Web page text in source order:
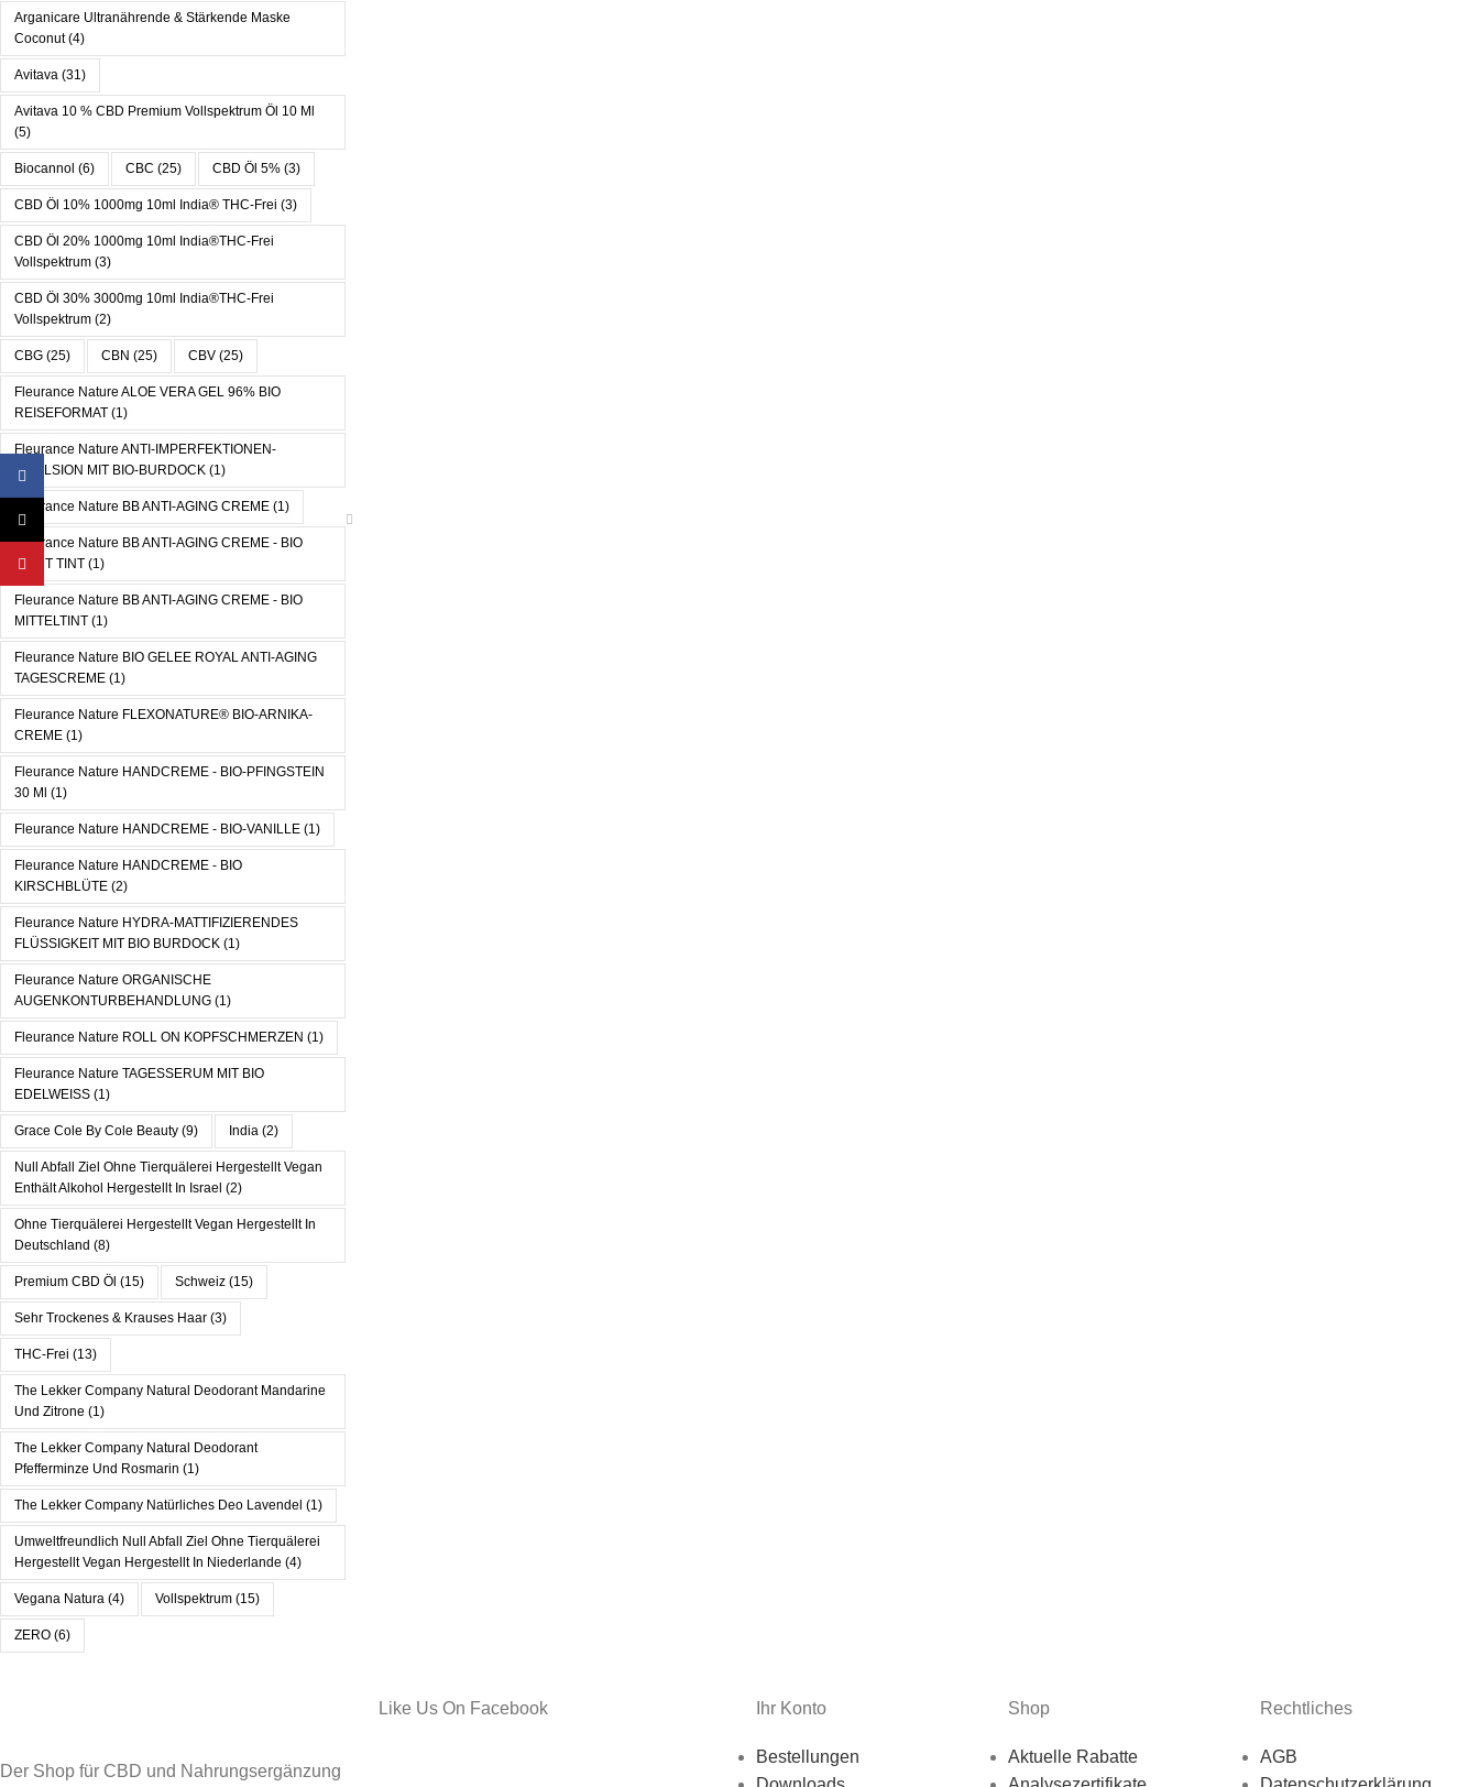
Arganicare Ultranährende & Stärkende Maske
Coconut(4)
Avitava (31)
Avitava 10 % CBD Premium Vollspektrum Öl 10 Ml
(5)
Biocannol (6) CBC (25) CBD Öl 5% (3)
CBD Öl 10% 1000mg 10ml India® THC-Frei (3)
CBD Öl 20% 1000mg 10ml India®THC-Frei
Vollspektrum (3)
CBD Öl 30% 3000mg 10ml India®THC-Frei
Vollspektrum (2)
CBG (25) CBN (25) CBV (25)
Fleurance Nature ALOE VERA GEL 96% BIO
REISEFORMAT (1)
Fleurance Nature ANTI-IMPERFEKTIONEN-
EMULSION MIT BIO-BURDOCK (1)
Fleurance Nature BB ANTI-AGING CREME (1)
Fleurance Nature BB ANTI-AGING CREME - BIO
LIGHT TINT (1)
Fleurance Nature BB ANTI-AGING CREME - BIO
MITTELTINT (1)
Fleurance Nature BIO GELEE ROYAL ANTI-AGING
TAGESCREME (1)
Fleurance Nature FLEXONATURE® BIO-ARNIKA-
CREME (1)
Fleurance Nature HANDCREME - BIO-PFINGSTEIN
30 Ml (1)
Fleurance Nature HANDCREME - BIO-VANILLE (1)
Fleurance Nature HANDCREME - BIO
KIRSCHBLÜTE (2)
Fleurance Nature HYDRA-MATTIFIZIERENDES
FLÜSSIGKEIT MIT BIO BURDOCK (1)
Fleurance Nature ORGANISCHE
AUGENKONTURBEHANDLUNG (1)
Fleurance Nature ROLL ON KOPFSCHMERZEN (1)
Fleurance Nature TAGESSERUM MIT BIO
EDELWEISS (1)
Grace Cole By Cole Beauty (9) India (2)
Null Abfall Ziel Ohne Tierquälerei Hergestellt Vegan
Enthält Alkohol Hergestellt In Israel (2)
Ohne Tierquälerei Hergestellt Vegan Hergestellt In
Deutschland (8)
Premium CBD Öl (15) Schweiz (15)
Sehr Trockenes & Krauses Haar (3)
THC-Frei (13)
The Lekker Company Natural Deodorant Mandarine
Und Zitrone (1)
The Lekker Company Natural Deodorant
Pfefferminze Und Rosmarin (1)
The Lekker Company Natürliches Deo Lavendel (1)
Umweltfreundlich Null Abfall Ziel Ohne Tierquälerei
Hergestellt Vegan Hergestellt In Niederlande (4)
Vegana Natura (4) Vollspektrum (15)
ZERO (6)
Der Shop für CBD und Nahrungsergänzung
Like Us On Facebook Ihr Konto
Bestellungen
Shop
Aktuelle Rabatte
Rechtliches
AGB
Facebook
X
YouTube